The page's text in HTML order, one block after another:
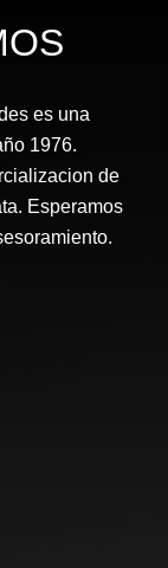
es una
1976.
de
Esperamos